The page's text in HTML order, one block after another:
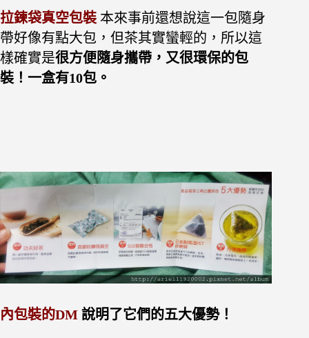
拉鍊袋真空包裝 本來事前還想說這一包隨身
帶好像有點大包，但茶其實蠻輕的，所以這
樣確實是很方便隨身攜帶，又很環保的包
裝！一盒有10包。
內包裝的DM 說明了它們的五大優勢！